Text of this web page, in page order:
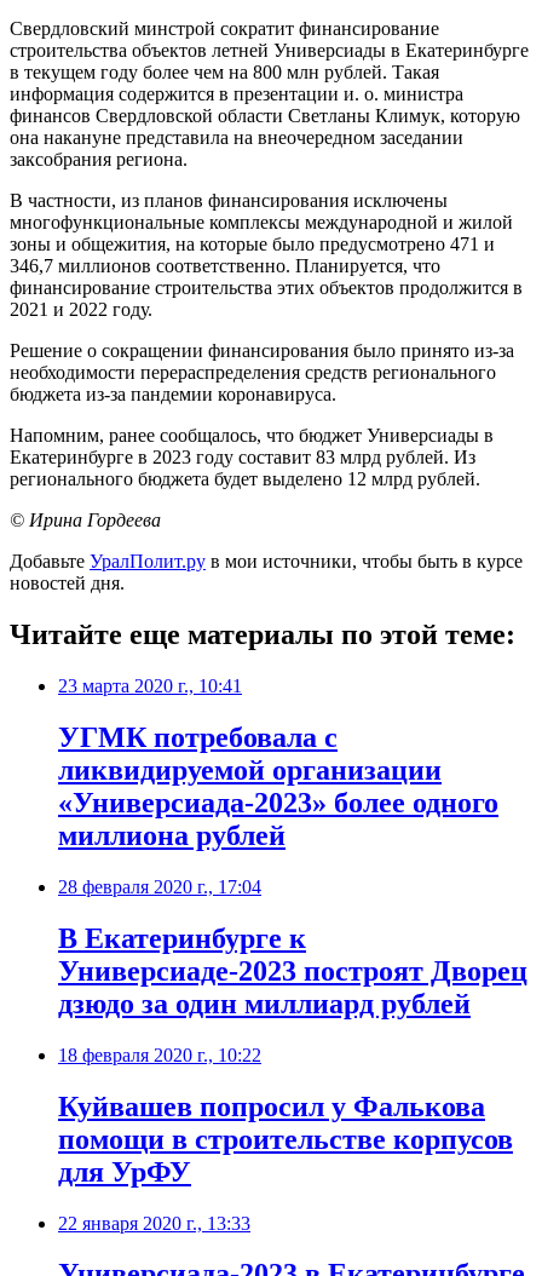
Свердловский минстрой сократит финансирование
строительства объектов летней Универсиады в Екатеринбурге
в текущем году более чем на 800 млн рублей. Такая
информация содержится в презентации и. о. министра
финансов Свердловской области Светланы Климук, которую
она накануне представила на внеочередном заседании
заксобрания региона.
В частности, из планов финансирования исключены
многофункциональные комплексы международной и жилой
зоны и общежития, на которые было предусмотрено 471 и
346,7 миллионов соответственно. Планируется, что
финансирование строительства этих объектов продолжится в
2021 и 2022 году.
Решение о сокращении финансирования было принято из-за
необходимости перераспределения средств регионального
бюджета из-за пандемии коронавируса.
Напомним, ранее сообщалось, что бюджет Универсиады в
Екатеринбурге в 2023 году составит 83 млрд рублей. Из
регионального бюджета будет выделено 12 млрд рублей.
© Ирина Гордеева
Добавьте УралПолит.ру в мои источники, чтобы быть в курсе
новостей дня.
Читайте еще материалы по этой теме:
23 марта 2020 г., 10:41
УГМК потребовала с
ликвидируемой организации
«Универсиада-2023» более одного
миллиона рублей
28 февраля 2020 г., 17:04
В Екатеринбурге к
Универсиаде-2023 построят Дворец
дзюдо за один миллиард рублей
18 февраля 2020 г., 10:22
Куйвашев попросил у Фалькова
помощи в строительстве корпусов
для УрФУ
22 января 2020 г., 13:33